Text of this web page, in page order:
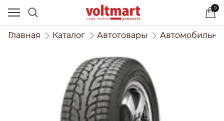
0
Главная Каталог Автотовары